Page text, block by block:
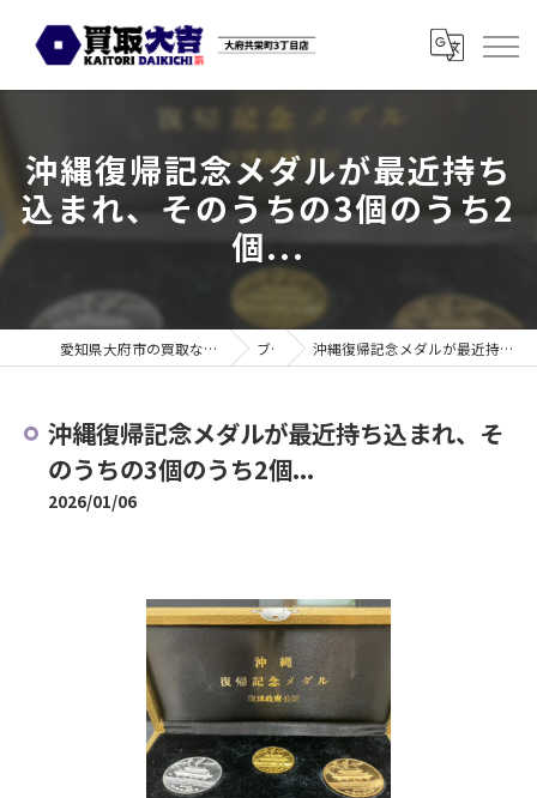
沖縄復帰記念メダルが最近持ち
込まれ、そのうちの3個のうち2
個...
愛知県大府市の買取なら買取大吉 大府共栄町3丁目店 ブログ 沖縄復帰記念メダルが最近持ち込まれ、そのうちの3個のうち2個...
沖縄復帰記念メダルが最近持ち込まれ、そ
のうちの3個のうち2個...
2026/01/06